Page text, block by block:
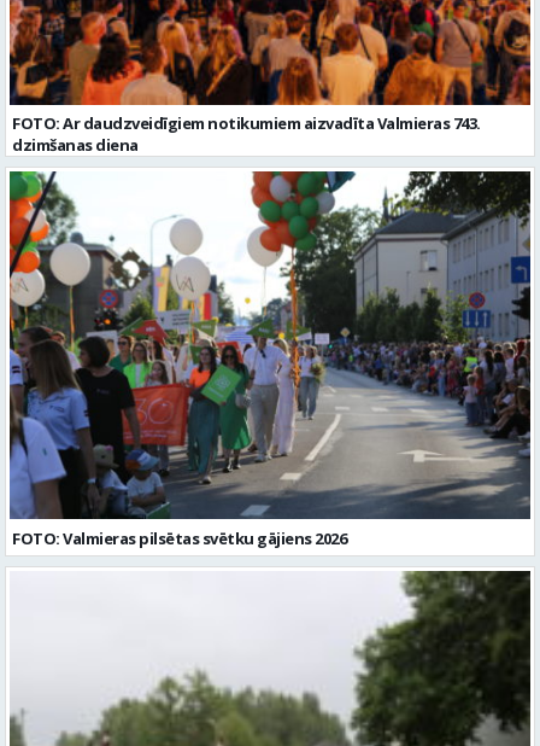
FOTO: Ar daudzveidīgiem notikumiem aizvadīta Valmieras 743.
dzimšanas diena
FOTO: Valmieras pilsētas svētku gājiens 2026